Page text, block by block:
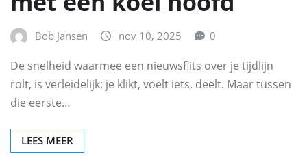
Bob Jansen nov 10, 2025 0
De snelheid waarmee een nieuwsflits over je tijdlijn
rolt, is verleidelijk: je klikt, voelt iets, deelt. Maar tussen
die eerste…
LEES MEER